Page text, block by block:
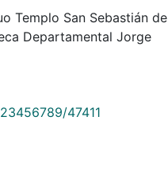
Templo San Sebastián de
Departamental Jorge
47411